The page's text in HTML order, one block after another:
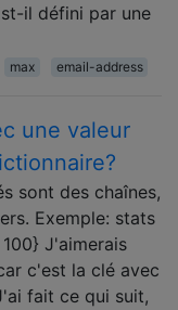
il défini par une
max email-address
une valeur
sont des chaînes,
Exemple: stats
J'aimerais
c'est la clé avec
fait ce qui suit,